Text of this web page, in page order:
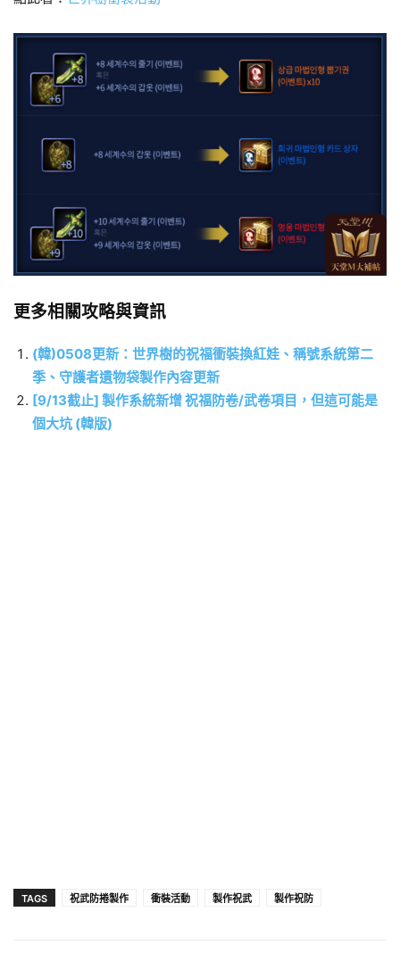
更多相關攻略與資訊
(韓)0508更新：世界樹的祝福衝裝換紅娃、稱號系統第二
季、守護者遺物袋製作內容更新
[9/13截止] 製作系統新增 祝福防卷/武卷項目，但這可能是
個大坑 (韓版)
TAGS 祝武防捲製作 衝裝活動 製作祝武 製作祝防